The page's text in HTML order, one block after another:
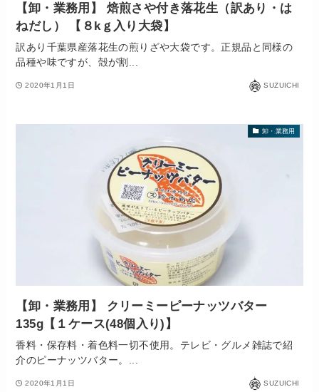
【卸・業務用】 焙煎さや付き落花生（訳あり・は
ねだし） 【８kｇ入り大袋】
訳あり千葉県産落花生の煎りざや大袋です。正規品と同様の
品種や味ですが、殻が割...
2020年1月1日 SUZUICHI
卸・業務用
【卸・業務用】 クリーミーピーナッツバター
135g【１ケース(48個入り)】
香料・保存料・着色料一切不使用。テレビ・グルメ雑誌で紹
介のピーナッツバター。...
2020年1月1日 SUZUICHI